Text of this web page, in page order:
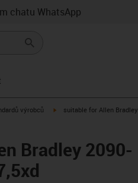
chatu WhatsApp
výrobců igus-icon-arrow-right
suitable for Allen Bradley
Bradley 2090-